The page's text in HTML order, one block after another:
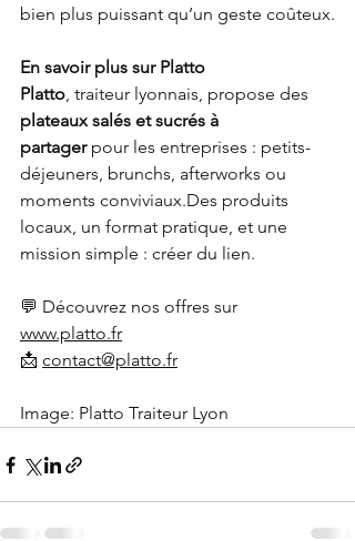
bien plus puissant qu’un geste coûteux.
En savoir plus sur Platto
Platto, traiteur lyonnais, propose des
plateaux salés et sucrés à
partager pour les entreprises : petits-
déjeuners, brunchs, afterworks ou
moments conviviaux.Des produits
locaux, un format pratique, et une
mission simple : créer du lien.
💬 Découvrez nos offres sur
www.platto.fr
📩 contact@platto.fr
Image: Platto Traiteur Lyon